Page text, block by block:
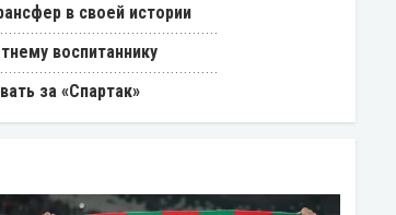
в своей истории
воспитаннику
за «Спартак»